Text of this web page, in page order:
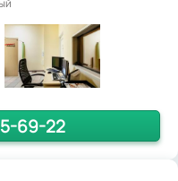
69-22